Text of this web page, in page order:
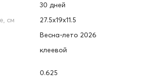
30 дней
см
27.5х19х11.5
Весна-лето 2026
клеевой
0.625